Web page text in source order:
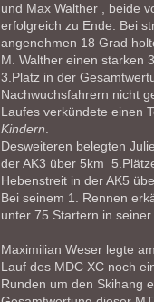
und Max Walther , beide
erfolgreich zu Ende. Bei
angenehmen 18 Grad
M. Walther einen starken
3.Platz in der
Nachwuchsfahrern nicht
Laufes verkündete einen
Kindern
Desweiteren belegten
der AK3 über 5km
Hebenstreit in der AK5
Bei seinem 1. Rennen
unter 75 Startern in
Maximilian Weser legte
Lauf des MDC XC noch
Runden um den Skihang